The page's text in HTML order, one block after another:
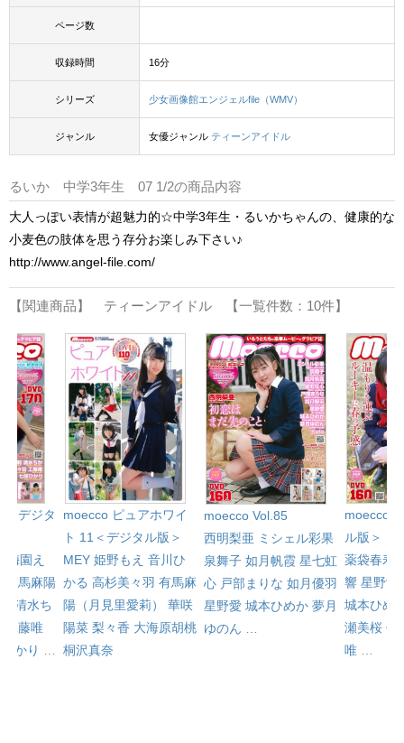
ページ数
収録時間 16分
シリーズ 少女画像館エンジェルfile（WMV）
ジャンル 女優ジャンル ティーンアイドル
るいか 中学3年生 07 1/2の商品内容
大人っぽい表情が超魅力的☆中学3年生・るいかちゃんの、健康的な
小麦色の肢体を思う存分お楽しみ下さい♪
http://www.angel-file.com/
【関連商品】 ティーンアイドル 【一覧件数：10件】
＜デジタ
梅園え
有馬麻陽
清水ち
工藤唯
かり …
moecco ピュアホワイ
ト 11＜デジタル版＞
MEY 姫野もえ 音川ひ
かる 高杉美々羽 有馬麻
陽（月見里愛莉）
華咲
陽菜 梨々香 大海原胡桃
桐沢真奈
moecco Vol.85
西明梨亜 ミシェル彩果
泉舞子 如月帆霞 星七虹
心 戸部まりな 如月優羽
星野愛 城本ひめか 夢月
ゆのん
moecco
ル版＞
薬袋春寿
響 星野愛
城本ひめ
瀬美桜 佐
唯 …